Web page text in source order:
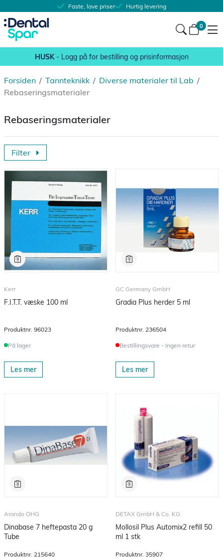
Faste, lave priser Hurtig levering
0
HUSK- Logg på for bestilling og prisinformasjon
/
Forsiden /
Tannteknikk /
Diverse materialer til Lab
Rebaseringsmaterialer
Rebaseringsmaterialer
Filter
Kerr
F.I.T.T. væske 100 ml
Produktnr. 96023
På lager
Les mer
GC Germany GmbH
Gradia Plus herder 5 ml
Produktnr. 236504
Bestillingsvare - Ingen retur
Les mer
Arando OHG
Dinabase 7 heftepasta 20 g
Tube
Produktnr. 215640
DETAX GmbH & Co. KG
Mollosil Plus Automix2 refill 50
ml 1 stk
Produktnr. 35907